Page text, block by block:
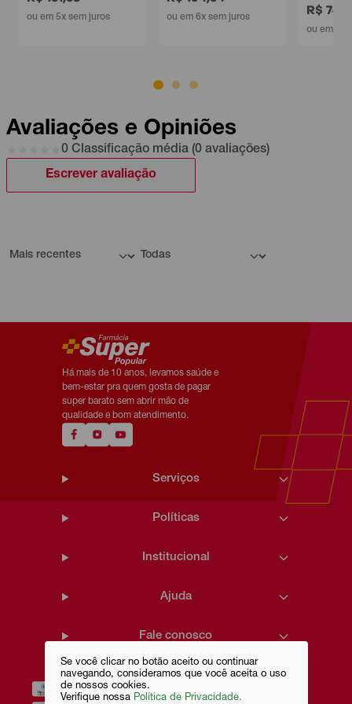
Se você clicar no botão aceito ou continuar
navegando, consideramos que você aceita o uso
de nossos cookies.
Verifique nossa Política de Privacidade.
ou em 5x sem juros ou em 6x sem juros
R$ 74,99
ou em 2x sem
Avaliações e Opiniões
0 Classificação média (0 avaliações)
Escrever avaliação
Há mais de 10 anos, levamos saúde e
bem-estar pra quem gosta de pagar
super barato sem abrir mão de
qualidade e bom atendimento.
Serviços
Políticas
Institucional
Ajuda
Fale conosco